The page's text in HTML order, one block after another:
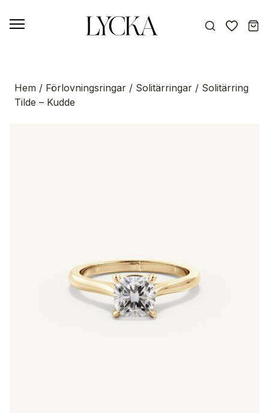
Hem / Förlovningsringar / Solitärringar / Solitärring
Tilde – Kudde